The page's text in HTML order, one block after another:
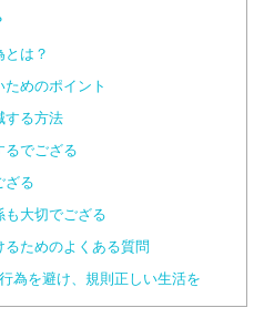
は？
めのポイント
する方法
るでござる
ざる
も大切でござる
ためのよくある質問
為を避け、規則正しい生活を